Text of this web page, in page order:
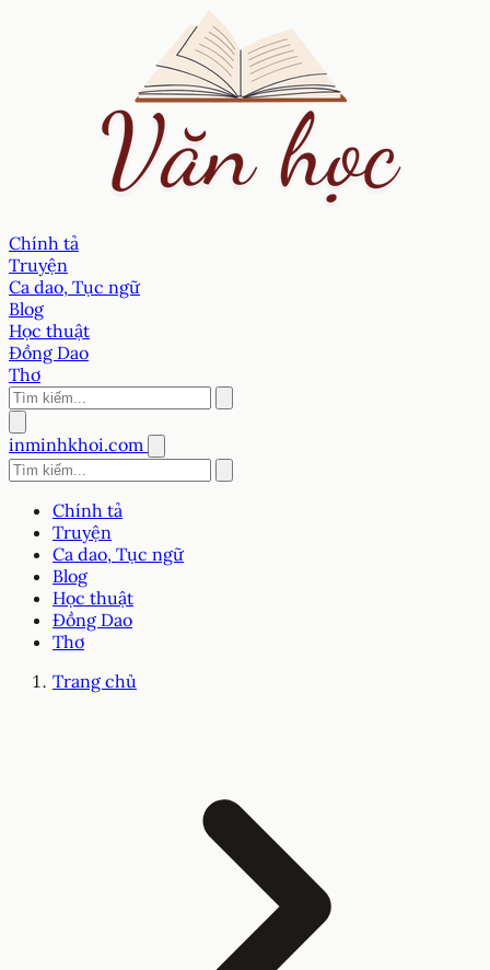
Chính tả
Truyện
Ca dao, Tục ngữ
Blog
Học thuật
Đồng Dao
Thơ
inminhkhoi.com
Chính tả
Truyện
Ca dao, Tục ngữ
Blog
Học thuật
Đồng Dao
Thơ
Trang chủ